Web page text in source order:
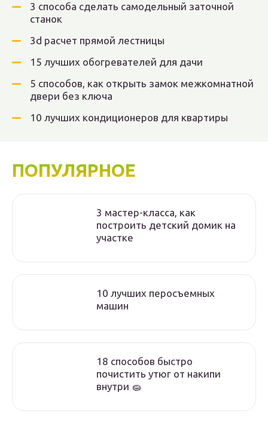
3 способа сделать самодельный заточной
станок
3d расчет прямой лестницы
15 лучших обогревателей для дачи
5 способов, как открыть замок межкомнатной
двери без ключа
10 лучших кондиционеров для квартиры
ПОПУЛЯРНОЕ
3 мастер-класса, как
построить детский домик на
участке
10 лучших перосъемных
машин
18 способов быстро
почистить утюг от накипи
внутри 🧽